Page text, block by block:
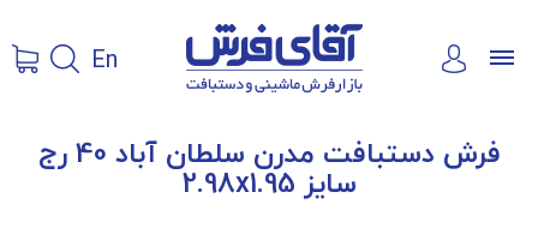
En
فرش دستبافت مدرن سلطان آباد 40 رج
سایز 2.98x1.95